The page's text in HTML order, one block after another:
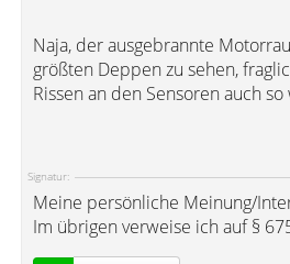
Naja, der ausgebrannte
größten Deppen zu sehen,
Rissen an den Sensoren auch so
Signatur:
Meine persönliche Meinung/
Im übrigen verweise ich auf §